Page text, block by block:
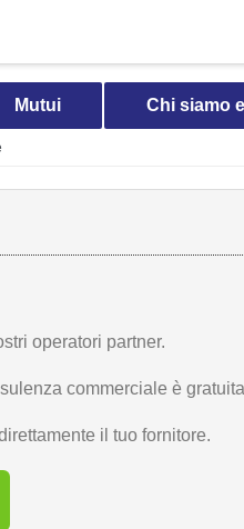
Mutui Chi siamo
operatori partner.
commerciale è
il tuo fornitore.